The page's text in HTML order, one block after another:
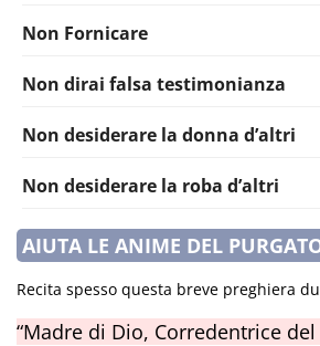
Non Fornicare
Non dirai falsa testimonianza
Non desiderare la donna d’altri
Non desiderare la roba d’altri
AIUTA LE ANIME DEL
Recita spesso questa breve preghiera
“Madre di Dio, Corredentrice